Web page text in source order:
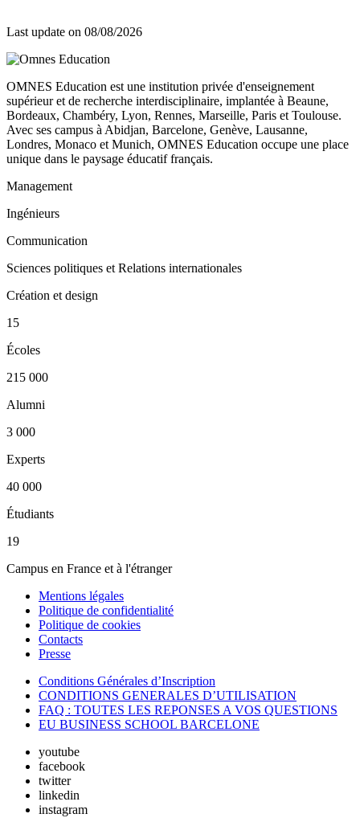
Last update on 08/08/2026
OMNES Education est une institution privée d'enseignement
supérieur et de recherche interdisciplinaire, implantée à Beaune,
Bordeaux, Chambéry, Lyon, Rennes, Marseille, Paris et Toulouse.
Avec ses campus à Abidjan, Barcelone, Genève, Lausanne,
Londres, Monaco et Munich, OMNES Education occupe une place
unique dans le paysage éducatif français.
Management
Ingénieurs
Communication
Sciences politiques et Relations internationales
Création et design
15
Écoles
215 000
Alumni
3 000
Experts
40 000
Étudiants
19
Campus en France et à l'étranger
Mentions légales
Politique de confidentialité
Politique de cookies
Contacts
Presse
Conditions Générales d’Inscription
CONDITIONS GENERALES D’UTILISATION
FAQ : TOUTES LES REPONSES A VOS QUESTIONS
EU BUSINESS SCHOOL BARCELONE
youtube
facebook
twitter
linkedin
instagram